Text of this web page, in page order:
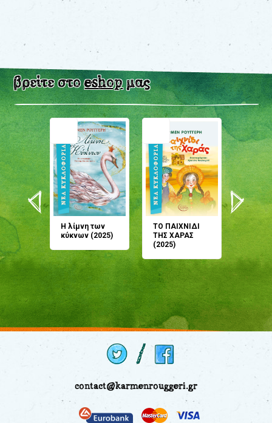
βρείτε στοeshopμας
Η λίμνη των
κύκνων (2025)
ΤΟ ΠΑΙΧΝΙΔΙ
ΤΗΣ ΧΑΡΑΣ
(2025)
μου;
(2024)
contact@karmenrouggeri.gr